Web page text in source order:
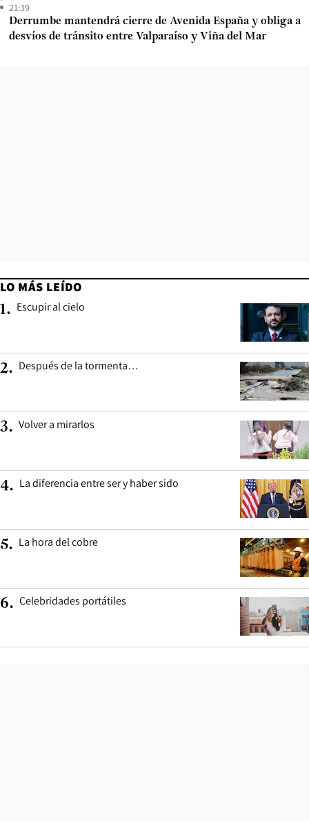
21:39
Derrumbe mantendrá cierre de Avenida España y obliga a
desvíos de tránsito entre Valparaíso y Viña del Mar
LO MÁS LEÍDO
1. Escupir al cielo
2. Después de la tormenta…
3. Volver a mirarlos
4. La diferencia entre ser y haber sido
5. La hora del cobre
6. Celebridades portátiles